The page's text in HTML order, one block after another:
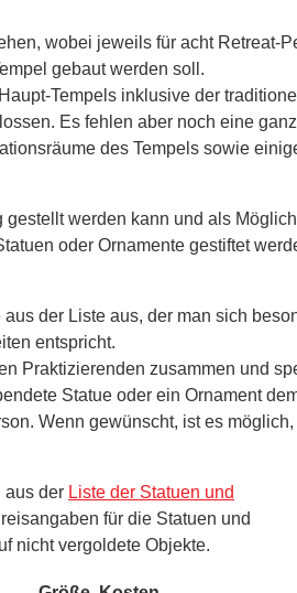
wobei jeweils für acht Retreat-
gebaut werden soll.
Tempels inklusive der
Es fehlen aber noch eine
des Tempels sowie
gestellt werden kann und als
oder Ornamente gestiftet
der Liste aus, der man sich
entspricht.
Praktizierenden zusammen und
Statue oder ein Ornament
Wenn gewünscht, ist es
aus der Liste der Statuen und
für die Statuen und
nicht vergoldete Objekte.